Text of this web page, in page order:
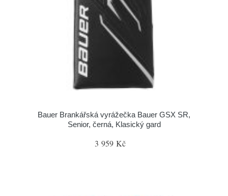
Bauer Brankářská vyrážečka Bauer GSX SR,
Senior, černá, Klasický gard
3 959 Kč